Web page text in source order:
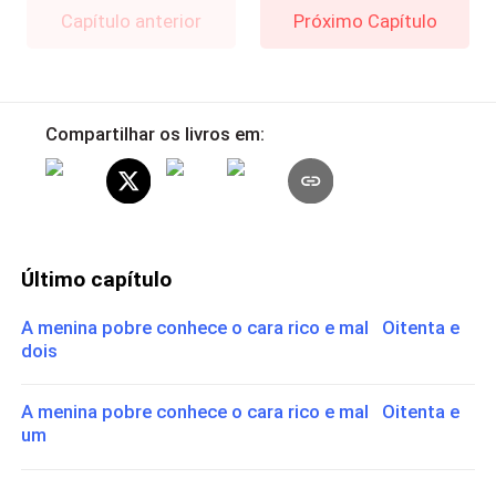
Capítulo anterior Próximo Capítulo
Compartilhar os livros em:
Último capítulo
A menina pobre conhece o cara rico e mal Oitenta e
dois
A menina pobre conhece o cara rico e mal Oitenta e
um